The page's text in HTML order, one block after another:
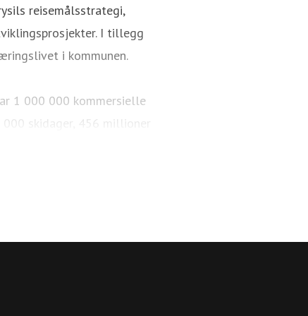
reisemålsstrategi,
I tillegg
i kommunen.
1 000 000 kommersielle
skidager, 456 millioner
langrennsløyper. Over
over 65 km
reiselivsstrategi 2030